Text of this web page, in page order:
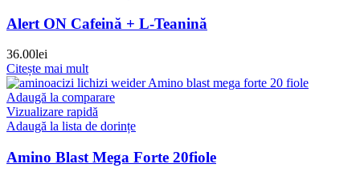
Alert ON Cafeină + L-Teanină
36.00lei
Citește mai mult
Adaugă la comparare
Vizualizare rapidă
Adaugă la lista de dorințe
Amino Blast Mega Forte 20fiole